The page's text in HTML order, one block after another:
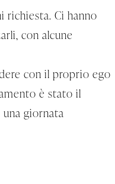
Ci hanno
con alcune
con il proprio ego
è stato il
giornata